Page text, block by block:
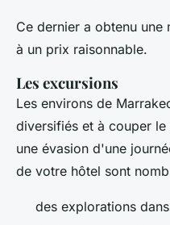
Ce dernier a obtenu une
à un prix raisonnable.
Les excursions
Les environs de
diversifiés et à couper
une évasion d'une
de votre hôtel sont
des explorations